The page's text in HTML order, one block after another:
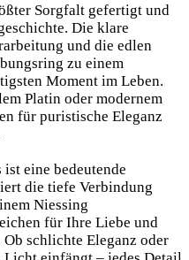
Sorgfalt gefertigt und
Die klare
und die edlen
zu einem
Moment im Leben.
Platin oder modernem
für puristische Eleganz
eine bedeutende
die tiefe Verbindung
Niessing
für Ihre Liebe und
schlichte Eleganz oder